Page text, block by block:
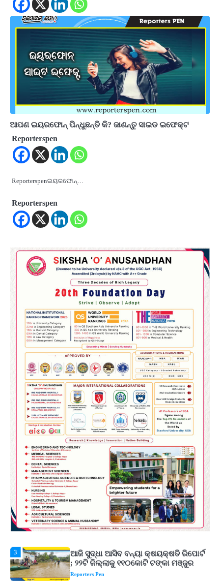
ଆପଣ ଇୟରଫୋନ୍ ପିନ୍ଧୁଛନ୍ତି କି? ଜାଣନ୍ତୁ ସାଇଡ ଇଫେକ୍ଟ
Reporterspen
Reporterspenଇୟରଫୋନ୍…
Reporterspen
୨୦୨୭ ବିଶ୍ୱକପ ପାଇଁ ରବି ଶାସ୍ତ୍ରୀଙ୍କ ଟିମ୍,
ଆକାଶ ଚୋପ୍ରା ଦେଲେ ୧୦ରୁ ୮ ମାର୍କ
Reporters Pen
ଆଜି ସୁଦ୍ଧା ଆସିବ ବନ୍ୟା କ୍ଷୟକ୍ଷତି ରିପୋର୍ଟ
; ୨୨ଟି ଜିଲ୍ଲାକୁ ୧୧୦କୋଟି ଟଙ୍କା ମଞ୍ଜୁର
Reporters Pen
ସୁଦୃଢ଼ ହେବ ବିପର୍ଯ୍ୟୟ ପରିଚାଳନା ଭିତ୍ତିଭୂମି,
ନିର୍ଭୁଲ୍ ହେବ ପାଣିପାଗ ପୂର୍ବାନୁମାନ
Reporters Pen
ଗୋପବନ୍ଧୁ ସ୍ୱାସ୍ଥ୍ୟ ବୀମା ଯୋଜନା
ପରିବର୍ତ୍ତିତ ହେଲେ ଆନ୍ଦୋଳନ ତେଜିବ :
ଉତ୍କଳ ସାମ୍ବାଦିକ ସଂଘ
Reporters Pen
Shiva Mantras Sawan 2026: ଶ୍ରାବଣରେ
ନିୟମିତ ଜପ କରନ୍ତୁ ଭଗବାନ ଶିବଙ୍କ ଏହି
୩ଟି ଶକ୍ତିଶାଳୀ ମନ୍ତ୍ର, ଦୂର ହୋଇପାରେ
ଆର୍ଥିକ ସଙ୍କଟ
୨୦୨୭ ବିଶ୍ୱକପ ପାଇଁ ରବି ଶାସ୍ତ୍ରୀଙ୍କ ଟିମ୍,
ଆକାଶ ଚୋପ୍ରା ଦେଲେ ୧୦ରୁ ୮ ମାର୍କ
Reporters Pen
3
ଆଜି ସୁଦ୍ଧା ଆସିବ ବନ୍ୟା କ୍ଷୟକ୍ଷତି ରିପୋର୍ଟ
; ୨୨ଟି ଜିଲ୍ଲାକୁ ୧୧୦କୋଟି ଟଙ୍କା ମଞ୍ଜୁର
Reporters Pen